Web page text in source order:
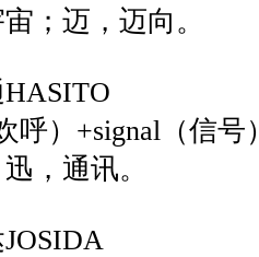
迈，迈向。
）+signal（信号
，通讯。